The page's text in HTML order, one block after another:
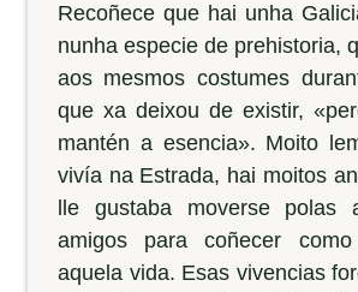
Recoñece que hai unha
nunha especie de prehistoria,
aos mesmos costumes
que xa deixou de existir,
mantén a esencia». Moito
vivía na Estrada, hai moitos
lle gustaba moverse polas
amigos para coñecer
aquela vida. Esas vivencias